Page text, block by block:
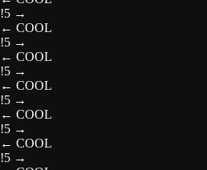
!5 →
← COOL
!5 →
← COOL
!5 →
← COOL
!5 →
← COOL
!5 →
← COOL
!5 →